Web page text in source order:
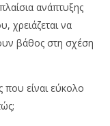
να
ανάπτυξης
χρειάζεται να
βάθος στη σχέση
που είναι εύκολο